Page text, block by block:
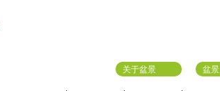
关于盆景 盆